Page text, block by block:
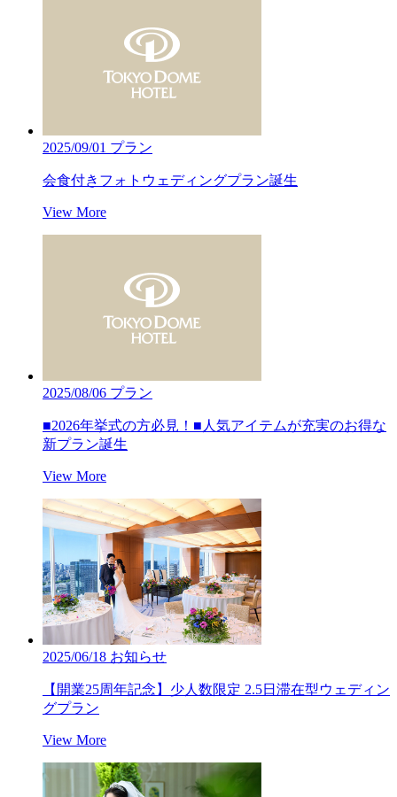
2025/09/01 プラン
会食付きフォトウェディングプラン誕生
View More
2025/08/06 プラン
■2026年挙式の方必見！■人気アイテムが充実のお得な
新プラン誕生
View More
2025/06/18 お知らせ
【開業25周年記念】少人数限定 2.5日滞在型ウェディン
グプラン
View More